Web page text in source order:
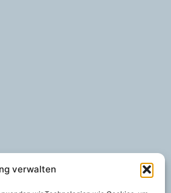
verwalten